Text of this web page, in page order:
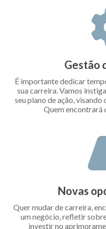
Gestão
É importante dedicar
sua carreira. Vamos
seu plano de ação,
Quem encontrará
Novas
Quer mudar de carreira,
um negócio, refletir
investir no